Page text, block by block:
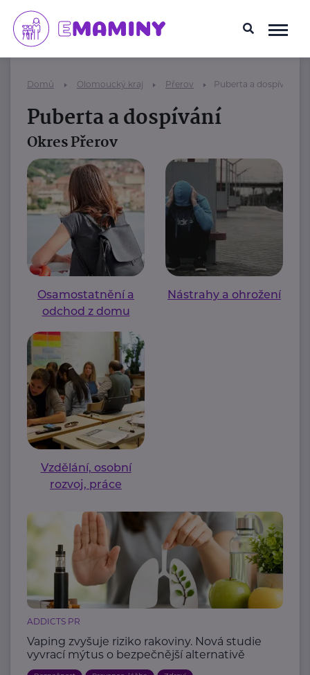
Domů Olomoucký kraj Přerov Puberta a dospívání
Puberta a dospívání
Okres Přerov
Osamostatnění a
odchod z domu
Nástrahy a ohrožení
Vzdělání, osobní
rozvoj, práce
ADDICTS PR
Vaping zvyšuje riziko rakoviny. Nová studie
vyvrací mýtus o bezpečnější alternativě